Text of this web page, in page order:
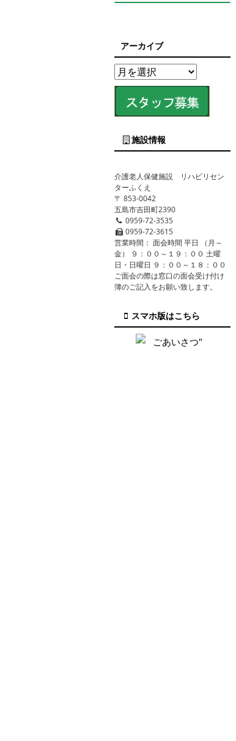
アーカイブ
施設情報
介護老人保健施設 リハビリセン
ターふくえ
〒 853-0042
五島市吉田町2390
0959-72-3535
0959-72-3615
営業時間： 面会時間 平日 （月～
金） ９：００～１９：００ 土曜
日・日曜日 ９：００～１８：００
ご面会の際は窓口の面会受け付け
簿のご記入をお願い致します。
スマホ版はこちら